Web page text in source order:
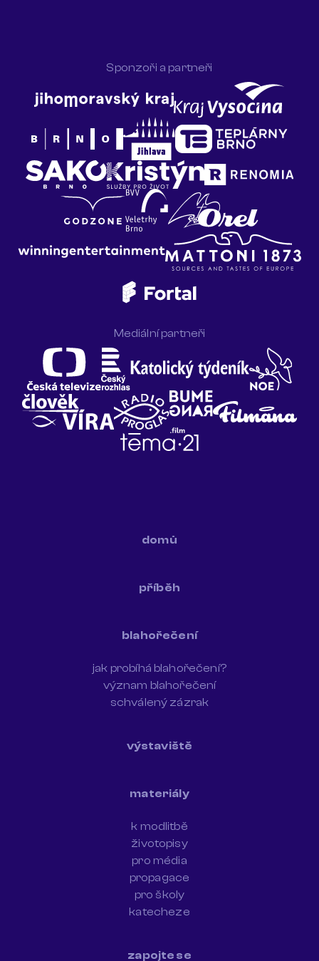
Sponzoři a partneři
Mediální partneři
domů
příběh
blahořečení
jak probíhá blahořečení?
význam blahořečení
schválený zázrak
výstaviště
materiály
k modlitbě
životopisy
pro média
propagace
pro školy
katecheze
zapojte se